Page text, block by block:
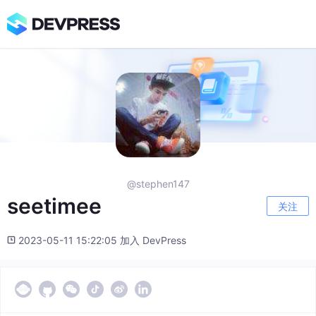
@stephen147
seetimee 关注
2023-05-11 15:22:05 加入 DevPress